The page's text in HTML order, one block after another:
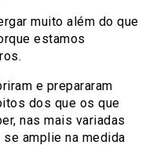
muito além do que
estamos
e prepararam
dos que os que
nas mais variadas
se amplie na medida